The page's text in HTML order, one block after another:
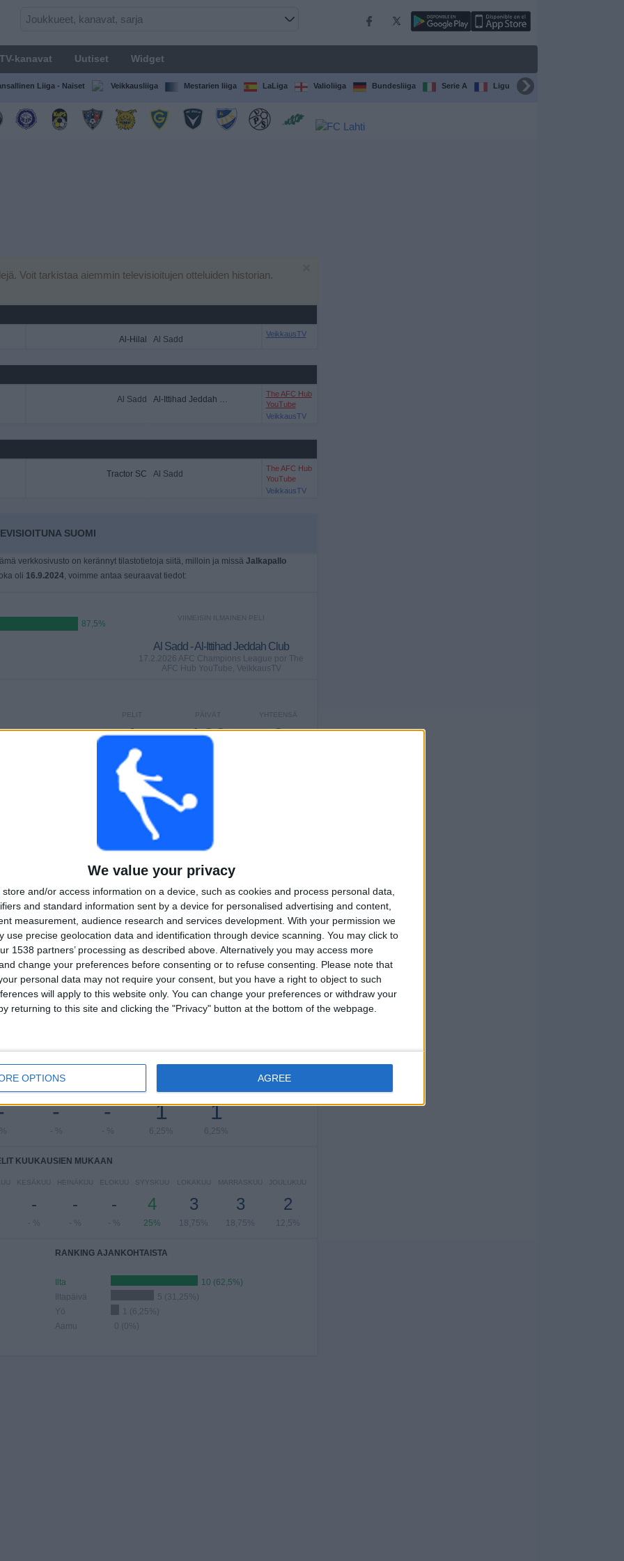
We value your privacy
store and/or access information on a device, such as cookies and process personal data,
and standard information sent by a device for personalised advertising and content,
measurement, audience research and services development. With your permission we
use precise geolocation data and identification through device scanning. You may click to
1538 partners’ processing as described above. Alternatively you may access more
change your preferences before consenting or to refuse consenting.
Please note that
personal data may not require your consent, but you have a right to object to such
will apply to this website only. You can change your preferences or withdraw your
returning to this site and clicking the "Privacy" button at the bottom of the webpage.
OPTIONS AGREE
TV-kanavat Uutiset Widget
Liiga - Naiset Veikkausliiga Mestarien liiga LaLiga Valioliiga Bundesliiga Serie A Ligue 1
Voit tarkistaa aiemmin televisioitujen otteluiden historian.
Al-Hilal Al Sadd
VeikkausTV
Al Sadd Al-Ittihad Jeddah Club
The AFC Hub
YouTube
VeikkausTV
Tractor SC Al Sadd
The AFC Hub
YouTube
VeikkausTV
SUOMI
verkkosivusto on kerännyt tilastotietoja siitä, milloin ja missä Jalkapallo
oli 16.9.2024, voimme antaa seuraavat tiedot:
87,5%
VIIMEISIN ILMAINEN PELI
Al Sadd - Al-Ittihad Jeddah Club
17.2.2026 AFC Champions League por The
AFC Hub YouTube, VeikkausTV
YHTEENSÄ
6
PÄIVÄT
169
PELIT
1
PERÄKKÄISET
MAKSUPELIT
VASTUSTAJAT
MAKSIMI
2
VS Al-Hilal
2
KILPAILUT
RANKING KILPAILUJEN MUKAAN
AFC Champions League
15 (93,75%)
Qatar Stars League
1 (6,25%)
Näytä täydellinen ranking
TORSTAI
-
- %
PERJANTAI
-
- %
LAUANTAI
1
6,25%
1
6,25%
KUUKAUSIEN MUKAAN
KESÄKUU
-
- %
HEINÄKUU
-
- %
ELOKUU
-
- %
SYYSKUU
4
25%
LOKAKUU
3
18,75%
MARRASKUU
3
18,75%
JOULUKUU
2
12,5%
RANKING AJANKOHTAISTA
Ilta
10 (62,5%)
Iltapäivä
5 (31,25%)
Yö
1 (6,25%)
Aamu
0 (0%)